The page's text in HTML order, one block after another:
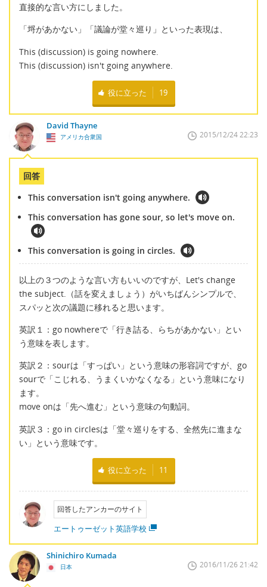
直接的な言い方にしました。
「埒があかない」「議論が堂々巡り」といった表現は、
This (discussion) is going nowhere.
This (discussion) isn't going anywhere.
役に立った 19
David Thayne
アメリカ合衆国 2015/12/24 22:23
回答
This conversation isn't going anywhere.
This conversation has gone sour, so let's move on.
This conversation is going in circles.
以上の３つのような言い方もいいのですが、Let's change
the subject.（話を変えましょう）がいちばんシンプルで、
スパッと次の議題に移れると思います。
英訳１：go nowhereで「行き詰る、らちがあかない」とい
う意味を表します。
英訳２：sourは「すっぱい」という意味の形容詞ですが、go
sourで「こじれる、うまくいかなくなる」という意味になり
ます。
move onは「先へ進む」という意味の句動詞。
英訳３：go in circlesは「堂々巡りをする、全然先に進まな
い」という意味です。
役に立った 11
回答したアンカーのサイト
エートゥーゼット英語学校
Shinichiro Kumada
日本 2016/11/26 21:42